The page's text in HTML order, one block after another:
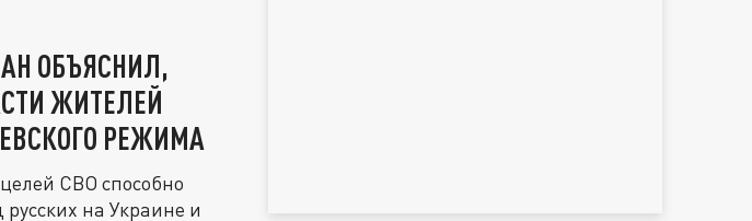
ОБЪЯСНИЛ,
ЖИТЕЛЕЙ
РЕЖИМА
СВО способно
на Украине и